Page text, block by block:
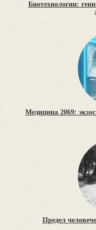
Биотехнологии:
Медицина 2069:
Предел